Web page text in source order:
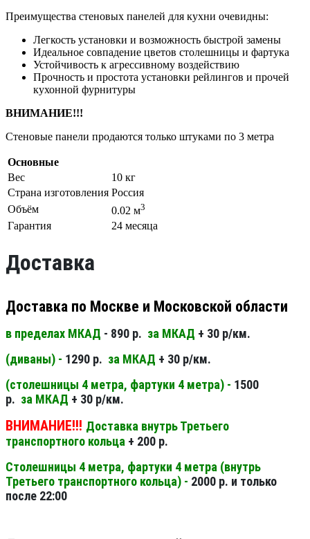
Преимущества стеновых панелей для кухни очевидны:
Легкость установки и возможность быстрой замены
Идеальное совпадение цветов столешницы и фартука
Устойчивость к агрессивному воздействию
Прочность и простота установки рейлингов и прочей
кухонной фурнитуры
ВНИМАНИЕ!!!
Стеновые панели продаются только штуками по 3 метра
Основные
Вес
10 кг
Страна изготовления Россия
Объём
0.02 м3
Гарантия 24 месяца
Доставка
Доставка по Москве и Московской области
в пределах МКАД - 890 р. за МКАД + 30 р/км.
(диваны) - 1290 р. за МКАД + 30 р/км.
(столешницы 4 метра, фартуки 4 метра) - 1500
р. за МКАД + 30 р/км.
ВНИМАНИЕ!!! Доставка внутрь Третьего
транспортного кольца + 200 р.
Столешницы 4 метра, фартуки 4 метра (внутрь
Третьего транспортного кольца) - 2000 р. и только
после 22:00